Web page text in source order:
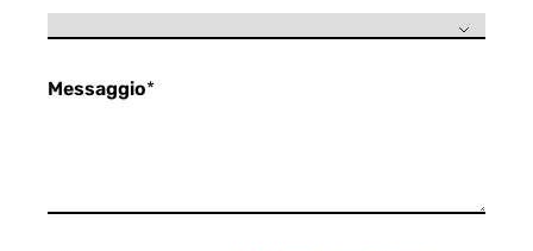
Messaggio*